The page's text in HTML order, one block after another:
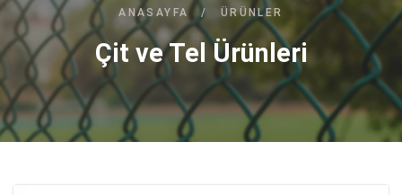
ANASAYFA / ÜRÜNLER
Çit ve Tel Ürünleri